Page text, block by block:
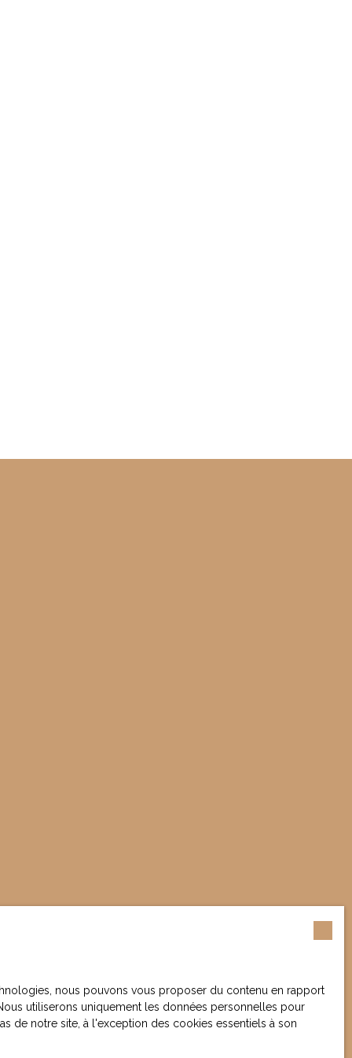
bien ?
nous pouvons vous proposer du contenu en rapport
utiliserons uniquement les données personnelles pour
de notre site, à l'exception des cookies essentiels à son